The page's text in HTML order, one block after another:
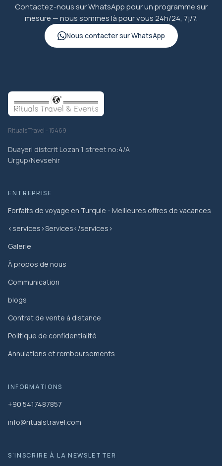
Contactez-nous sur WhatsApp pour un programme sur
mesure — nous sommes là pour vous 24h/24, 7j/7.
Nous contacter sur WhatsApp
Rituals Travel - 15469
Duayeri distcrit Lozan 1 street no:4/A
Urgup/Nevsehir
ENTREPRISE
Forfaits de voyage en Turquie - Meilleures offres de vacances
<services>Services</services>
Galerie
À propos de nous
Communication
blogs
Contrat de vente à distance
Politique de confidentialité
Annulations et remboursements
INFORMATIONS
+90 5417487857
info@ritualstravel.com
S'INSCRIRE À LA NEWSLETTER